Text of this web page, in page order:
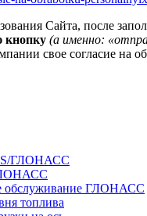
Сайта, после
кнопку (а именно:
свое согласие на
ГЛОНАСС
обслуживание ГЛОНАСС
топлива